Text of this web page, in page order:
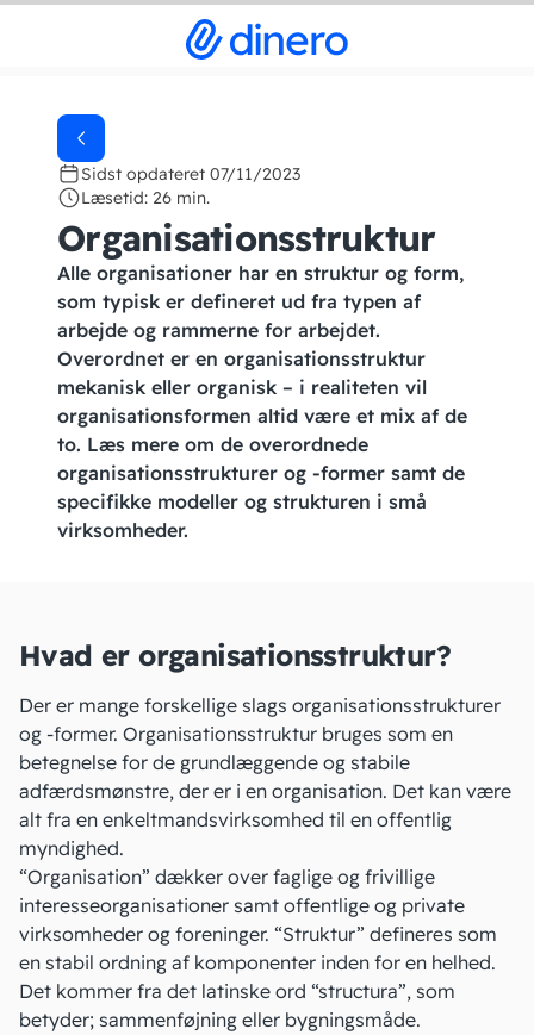
Sidst opdateret 07/11/2023
Læsetid: 26 min.
Organisationsstruktur
Alle organisationer har en struktur og form,
som typisk er defineret ud fra typen af
arbejde og rammerne for arbejdet.
Overordnet er en organisationsstruktur
mekanisk eller organisk – i realiteten vil
organisationsformen altid være et mix af de
to. Læs mere om de overordnede
organisationsstrukturer og -former samt de
specifikke modeller og strukturen i små
virksomheder.
Hvad er organisationsstruktur?
Der er mange forskellige slags organisationsstrukturer
og -former. Organisationsstruktur bruges som en
betegnelse for de grundlæggende og stabile
adfærdsmønstre, der er i en organisation. Det kan være
alt fra en enkeltmandsvirksomhed til en offentlig
myndighed.
“Organisation” dækker over faglige og frivillige
interesseorganisationer samt offentlige og private
virksomheder og foreninger. “Struktur” defineres som
en stabil ordning af komponenter inden for en helhed.
Det kommer fra det latinske ord “structura”, som
betyder; sammenføjning eller bygningsmåde.